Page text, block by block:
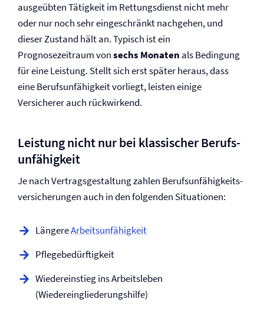
ausgeübten Tätigkeit im Rettungsdienst nicht mehr
oder nur noch sehr eingeschränkt nachgehen, und
dieser Zustand hält an. Typisch ist ein
Prognosezeitraum vonsechs Monaten als Bedingung
für eine Leistung. Stellt sich erst später heraus, dass
eine Berufs­unfähigkeit vorliegt, leisten einige
Versicherer auch rückwirkend.
Leistung nicht nur bei klassischer Berufs­
unfähigkeit
Je nach Vertragsgestaltung zahlen Berufs­unfähigkeits­
versicherungen auch in den folgenden Situationen:
LängereArbeitsunfähigkeit
Pflegebedürftigkeit
Wiedereinstieg ins Arbeitsleben
(Wiedereingliederungshilfe)